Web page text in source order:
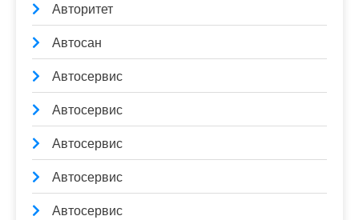
Авторитет
Автосан
Автосервис
Автосервис
Автосервис
Автосервис
Автосервис